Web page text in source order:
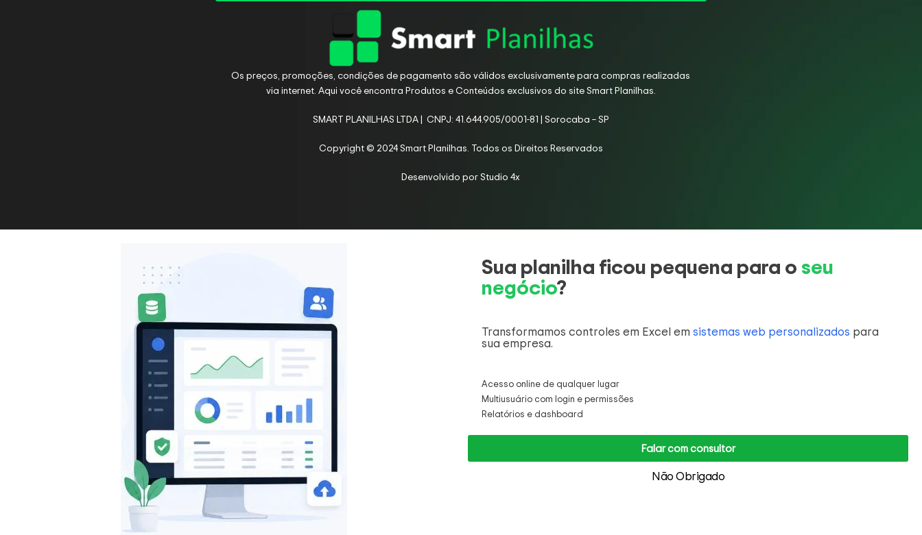
Os preços, promoções, condições de pagamento são válidos exclusivamente para compras realizadas
via internet. Aqui você encontra Produtos e Conteúdos exclusivos do site Smart Planilhas.
SMART PLANILHAS LTDA | CNPJ: 41.644.905/0001-81 | Sorocaba – SP
Copyright © 2024 Smart Planilhas. Todos os Direitos Reservados
Desenvolvido porStudio 4x
Sua planilha ficou pequena para oseu
negócio?
Transformamos controles em Excel em sistemas web personalizados para
sua empresa.
Acesso online de qualquer lugar
Multiusuário com login e permissões
Relatórios e dashboard
Falar com consultor
Não Obrigado